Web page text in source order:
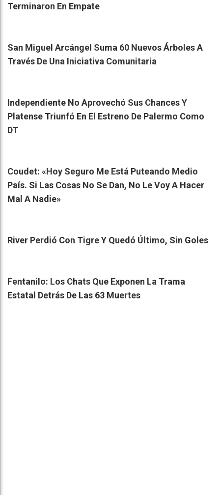
Terminaron En Empate
San Miguel Arcángel Suma 60 Nuevos Árboles A
Través De Una Iniciativa Comunitaria
Independiente No Aprovechó Sus Chances Y
Platense Triunfó En El Estreno De Palermo Como
DT
Coudet: «Hoy Seguro Me Está Puteando Medio
País. Si Las Cosas No Se Dan, No Le Voy A Hacer
Mal A Nadie»
River Perdió Con Tigre Y Quedó Último, Sin Goles
Fentanilo: Los Chats Que Exponen La Trama
Estatal Detrás De Las 63 Muertes